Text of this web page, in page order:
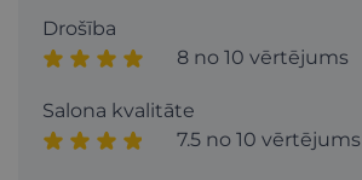
Drošība
8 no 10 vērtējums
Salona kvalitāte
7.5 no 10 vērtējums